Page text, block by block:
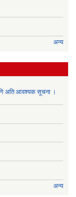
अन्य
अति आवश्यक सूचना ।
अन्य